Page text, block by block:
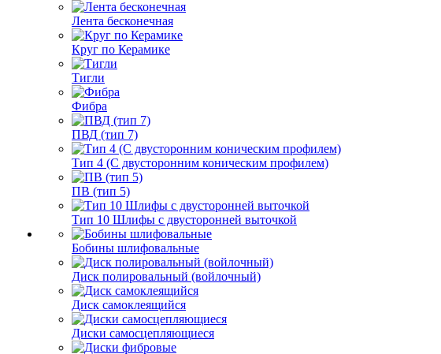
Лента бесконечная
Круг по Керамике
Тигли
Фибра
ПВД (тип 7)
Тип 4 (С двусторонним коническим профилем)
ПВ (тип 5)
Тип 10 Шлифы с двусторонней выточкой
Бобины шлифовальные
Диск полировальный (войлочный)
Диск самоклеящийся
Диски самосцепляющиеся